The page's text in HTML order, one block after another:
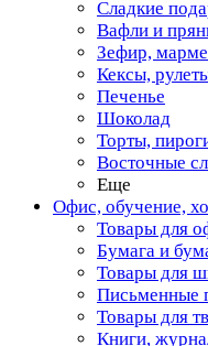
Сладкие
Вафли и
Зефир,
Кексы,
Печенье
Шоколад
Торты,
Восточные
Еще
Офис, обучение,
Товары для
Бумага и
Товары для
Письменные
Товары для
Книги,